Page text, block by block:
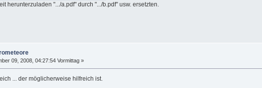
herunterzuladen ".../a.pdf" durch ".../b.pdf" usw. ersetzten.
09, 2008, 04:27:54 Vormittag »
... der möglicherweise hilfreich ist.